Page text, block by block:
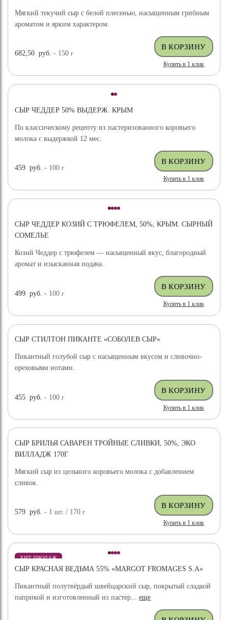
Мягкий текучий сыр с белой плесенью, насыщенным грибным
ароматом и ярким характером.
682,50 руб. - 150г
Купить в 1 клик
СЫР ЧЕДДЕР 50% ВЫДЕРЖ. КРЫМ
По классическому рецепту из пастеризованного коровьего
молока с выдержкой 12 мес.
459 руб. - 100г
Купить в 1 клик
СЫР ЧЕДДЕР КОЗИЙ С ТРЮФЕЛЕМ, 50%, КРЫМ. СЫРНЫЙ
СОМЕЛЬЕ
Козий Чеддер с трюфелем — насыщенный вкус, благородный
аромат и изысканная подача.
499 руб. - 100г
Купить в 1 клик
СЫР СТИЛТОН ПИКАНТЕ «СОБОЛЕВ СЫР»
Пикантный голубой сыр с насыщенным вкусом и сливочно-
ореховыми нотами.
455 руб. - 100г
Купить в 1 клик
СЫР БРИЛЬЯ САВАРЕН ТРОЙНЫЕ СЛИВКИ, 50%, ЭКО
ВИЛЛАДЖ 170Г
Мягкий сыр из цельного коровьего молока с добавлением
сливок.
579 руб. - 1шт. / 170г
Купить в 1 клик
ХИТ ПРОДАЖ
СЫР КРАСНАЯ ВЕДЬМА 55% «MARGOT FROMAGES S.A»
Пикантный полутвёрдый швейцарский сыр, покрытый сладкой
паприкой и изготовленный из пастер...еще